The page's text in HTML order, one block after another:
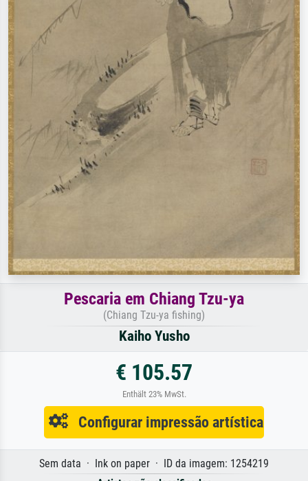
Pescaria em Chiang Tzu-ya
(Chiang Tzu-ya fishing)
Kaiho Yusho
€ 105.57
Enthält 23% MwSt.
Configurar impressão artística
Sem data · Ink on paper · ID da imagem: 1254219